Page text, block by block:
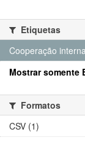
Etiquetas
Cooperação
Mostrar somente
Formatos
CSV (1)